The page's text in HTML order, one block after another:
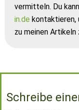
vermitteln. Du
in.de kontaktieren,
zu meinen Artikeln
Schreibe